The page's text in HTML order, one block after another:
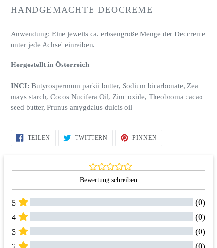
wird
hinzugefügt
HANDGEMACHTE DEOCREME
Anwendung: Eine jeweils ca. erbsengroße Menge der Deocreme
unter jede Achsel einreiben.
Hergestellt in Österreich
INCI: Butyrospermum parkii butter, Sodium bicarbonate, Zea
mays starch, Cocos Nucifera Oil, Zinc oxide, Theobroma cacao
seed butter, Prunus amygdalus dulcis oil
TEILENAUF
FACEBOOK
TWITTERN AUF
TWITTER
PINNEN
Bewertung schreiben
5
(0)
4
(0)
3
(0)
(0)